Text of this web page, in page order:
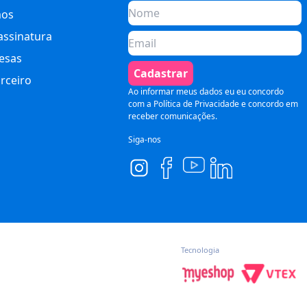
Cadastrar
Ao informar meus dados eu eu concordo
com a Política de Privacidadee concordo em
receber comunicações.
Siga-nos
Tecnologia